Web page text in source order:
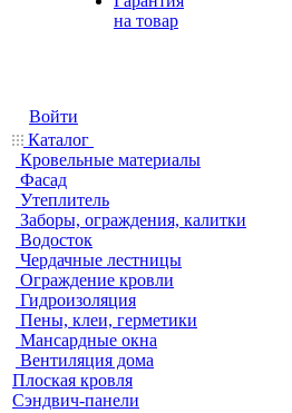
на товар
Войти
Каталог
Кровельные материалы
Фасад
Утеплитель
Заборы, ограждения, калитки
Водосток
Чердачные лестницы
Ограждение кровли
Гидроизоляция
Пены, клеи, герметики
Мансардные окна
Вентиляция дома
Плоская кровля
Сэндвич-панели